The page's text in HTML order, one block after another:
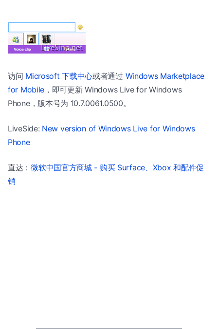
访问 Microsoft 下载中心或者通过 Windows Marketplace
for Mobile ，即可更新 Windows Live for Windows
Phone，版本号为 10.7.0061.0500。
LiveSide: New version of Windows Live for Windows
Phone
直达：微软中国官方商城 - 购买 Surface、Xbox 和配件促
销